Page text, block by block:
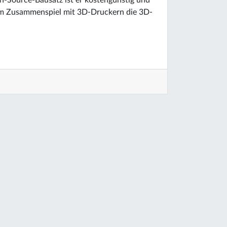
Zusammenspiel mit 3D-Druckern die 3D-